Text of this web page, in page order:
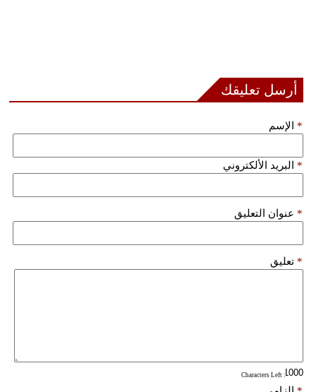
أرسل تعليقك
الإسم *
البريد الألكتروني *
عنوان التعليق *
تعليق *
: Characters Left